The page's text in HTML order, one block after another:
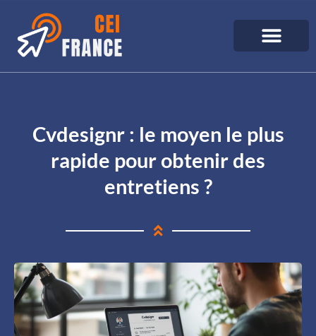
Cvdesignr : le moyen le plus
rapide pour obtenir des
entretiens ?